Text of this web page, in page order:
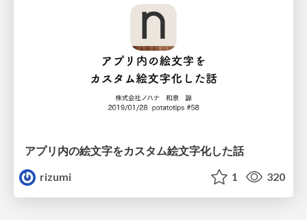
アプリ内の絵文字をカスタム絵文字化した話
rizumi
1 320